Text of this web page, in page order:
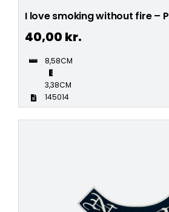
I love smoking without fire –
40,00 kr.
8,58CM
3,38CM
145014